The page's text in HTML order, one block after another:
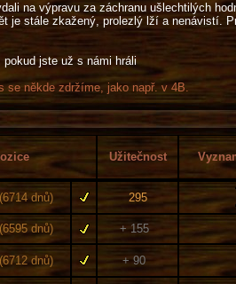
na výpravu za záchranu ušlechtilých
je stále zkažený, prolezlý lží a nenávistí.
pokud jste už s námi hráli
se někde zdržíme, jako např. v 4B.
Užitečnost
(6714 dnů) 295
(6595 dnů) + 155
(6712 dnů) + 90